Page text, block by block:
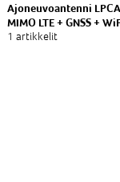
Ajoneuvoantenni
MIMO LTE + GNSS +
1 artikkelit